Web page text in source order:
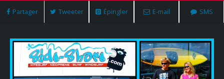
Partager Tweeter Épingler E-mail SMS